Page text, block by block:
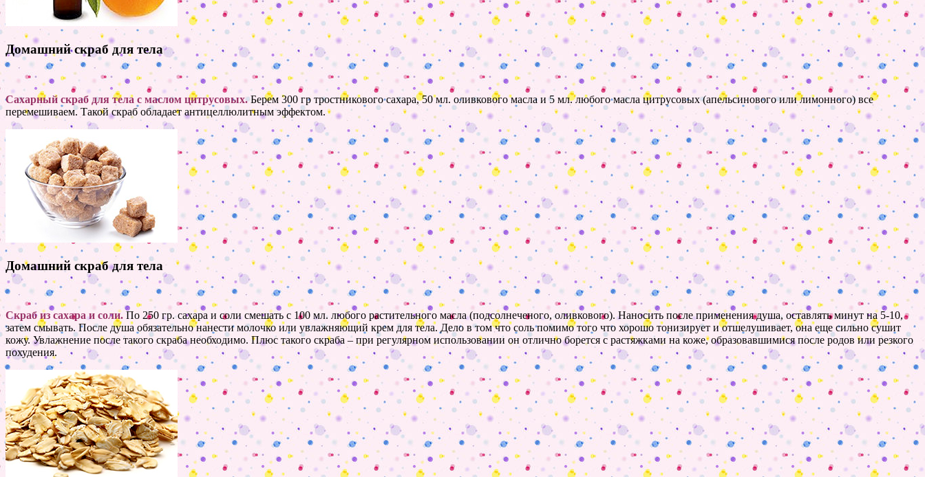
Домашний скраб для тела
Сахарный скраб для тела с маслом цитрусовых.Берем 300 гр тростникового сахара, 50 мл. оливкового масла и 5 мл. любого масла цитрусовых (апельсинового или лимонного) все
перемешиваем. Такой скраб обладает антицеллюлитным эффектом.
Домашний скраб для тела
Скраб из сахара и соли.По 250 гр. сахара и соли смешать с 100 мл. любого растительного масла (подсолнеченого, оливкового). Наносить после применения душа, оставлять минут на 5-10,
затем смывать. После душа обязательно нанести молочко или увлажняющий крем для тела. Дело в том что соль помимо того что хорошо тонизирует и отшелушивает, она еще сильно сушит
кожу. Увлажнение после такого скраба необходимо. Плюс такого скраба – при регулярном использовании он отлично борется с растяжками на коже, образовавшимися после родов или резкого
похудения.